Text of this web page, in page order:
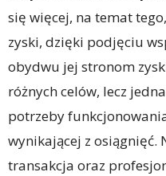
się więcej, na temat
zyski, dzięki podjęciu
obydwu jej stronom
różnych celów, lecz
potrzeby
wynikającej z
transakcja oraz